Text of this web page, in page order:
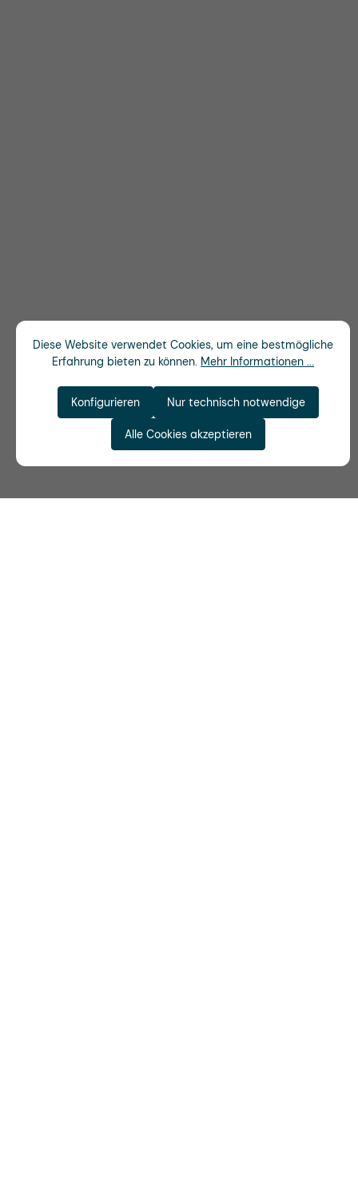
Diese Website verwendet Cookies, um eine bestmögliche
Erfahrung bieten zu können. Mehr Informationen ...
Nur technisch notwendige
Konfigurieren
Alle Cookies akzeptieren